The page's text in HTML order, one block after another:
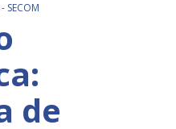
SECOM
de